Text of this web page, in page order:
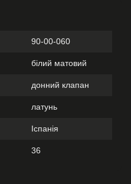
90-00-060
білий матовий
донний клапан
латунь
Іспанія
36